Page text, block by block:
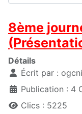
8ème
Détails
Écrit par :
Publication : 4
Clics : 5225